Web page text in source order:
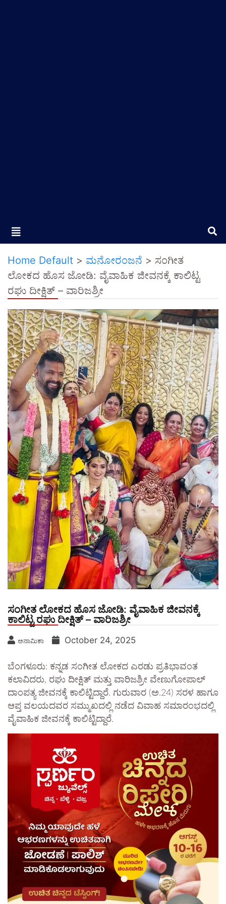
Home Default > ಮನೋರಂಜನೆ > ಸಂಗೀತ
ಲೋಕದ ಹೊಸ ಜೋಡಿ: ವೈವಾಹಿಕ ಜೀವನಕ್ಕೆ ಕಾಲಿಟ್ಟ
ರಘು ದೀಕ್ಷಿತ್ – ವಾರಿಜಶ್ರೀ
ಸಂಗೀತ ಲೋಕದ ಹೊಸ ಜೋಡಿ: ವೈವಾಹಿಕ ಜೀವನಕ್ಕೆ
ಕಾಲಿಟ್ಟ ರಘು ದೀಕ್ಷಿತ್ – ವಾರಿಜಶ್ರೀ
ಅನಾಮಿಕಾ October 24, 2025
ಬೆಂಗಳೂರು: ಕನ್ನಡ ಸಂಗೀತ ಲೋಕದ ಎರಡು ಪ್ರತಿಭಾವಂತ
ಕಲಾವಿದರು, ರಘು ದೀಕ್ಷಿತ್ ಮತ್ತು ವಾರಿಜಶ್ರೀ ವೇಣುಗೋಪಾಲ್
ದಾಂಪತ್ಯ ಜೀವನಕ್ಕೆ ಕಾಲಿಟ್ಟಿದ್ದಾರೆ. ಗುರುವಾರ (ಅ.24) ಸರಳ ಹಾಗೂ
ಆಪ್ತ ವಲಯದವರ ಸಮ್ಮುಖದಲ್ಲಿ ನಡೆದ ವಿವಾಹ ಸಮಾರಂಭದಲ್ಲಿ
ವೈವಾಹಿಕ ಜೀವನಕ್ಕೆ ಕಾಲಿಟ್ಟಿದ್ದಾರೆ.